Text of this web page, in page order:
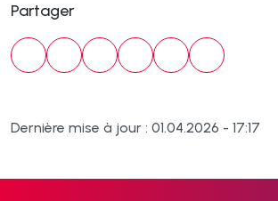
Partager
Dernière mise à jour : 01.04.2026 - 17:17